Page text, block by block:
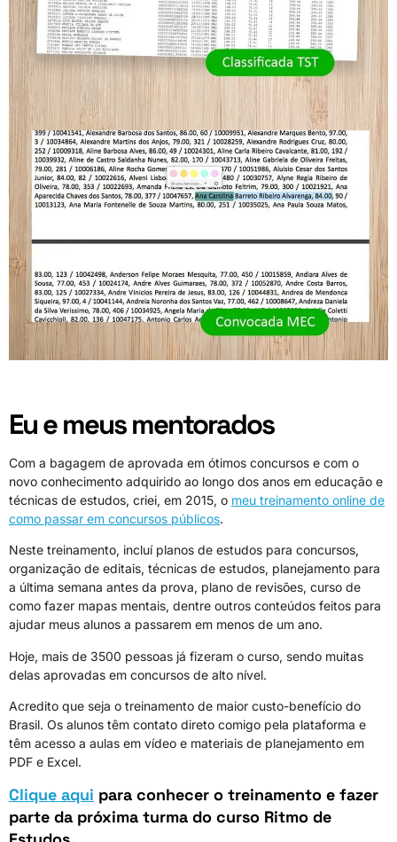
Eu e meus mentorados
Com a bagagem de aprovada em ótimos concursos e com o
novo conhecimento adquirido ao longo dos anos em educação e
técnicas de estudos, criei, em 2015, o meu treinamento online de
como passar em concursos públicos.
Neste treinamento, incluí planos de estudos para concursos,
organização de editais, técnicas de estudos, planejamento para
a última semana antes da prova, plano de revisões, curso de
como fazer mapas mentais, dentre outros conteúdos feitos para
ajudar meus alunos a passarem em menos de um ano.
Hoje, mais de 3500 pessoas já fizeram o curso, sendo muitas
delas aprovadas em concursos de alto nível.
Acredito que seja o treinamento de maior custo-benefício do
Brasil. Os alunos têm contato direto comigo pela plataforma e
têm acesso a aulas em vídeo e materiais de planejamento em
PDF e Excel.
Clique aqui para conhecer o treinamento e fazer
parte da próxima turma do curso Ritmo de